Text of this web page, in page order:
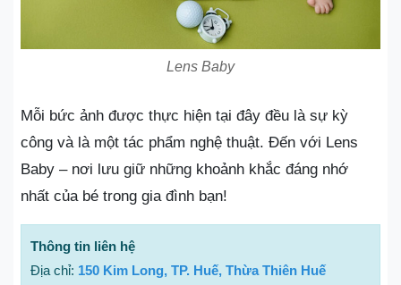
Lens Baby
Mỗi bức ảnh được thực hiện tại đây đều là sự kỳ
công và là một tác phẩm nghệ thuật. Đến với Lens
Baby – nơi lưu giữ những khoảnh khắc đáng nhớ
nhất của bé trong gia đình bạn!
Thông tin liên hệ
Địa chỉ: 150 Kim Long, TP. Huế, Thừa Thiên Huế